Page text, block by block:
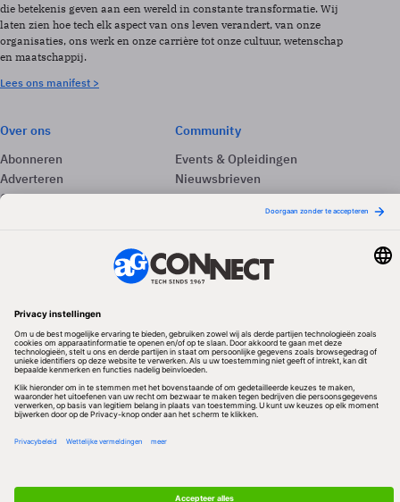
die betekenis geven aan een wereld in constante transformatie. Wij
laten zien hoe tech elk aspect van ons leven verandert, van onze
organisaties, ons werk en onze carrière tot onze cultuur, wetenschap
en maatschappij.
Lees ons manifest >
Over ons
Abonneren
Adverteren
Contact
Community
Events & Opleidingen
Nieuwsbrieven
Vacatures
Redactionele partner